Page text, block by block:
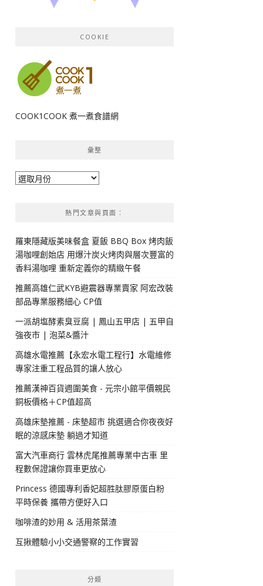
COOKIE
COOK1COOK 煮一煮食譜網
彙整
彙
熱門文章與頁面︰
羅東隱藏版美味餐盒 夏飯 BBQ Box 烤肉飯
湯咖哩創始店 用爆汁炭火烤肉與層次豐富的
香料湯咖哩 重新定義你的精緻午餐
推薦高雄仁武KYB避震器專業賣家 阿宏改裝
部品專業服務細心 CP值
一派胡塩酵素臭豆腐 | 鳳山五甲店 | 五甲自
強夜市 | 泡菜&醬汁
高雄水電推薦【永宏水電工程行】水電維修
專家注重工程品質的讓人放心
推薦漢神百貨週圍美食 - 元宗小館平價親民
銅板價格＋CP值超高
高雄床墊推薦 - 床墊超市 挑選適合你夜夜好
眠的涼感床墊 躺過才知道
富大汽車商行 雲林虎尾推薦專業中古車 里
程數保證讓你買車更放心
Princess 德國專利香妃超胜肽膠原蛋白粉
平時保養 攜帶方便好入口
咖啡渣的妙用 & 活用茶葉渣
互揪體驗小小交通警察的工作實習
分類